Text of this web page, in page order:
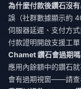
為什麼付款後鑽石沒有
誤（社群數據顯示約
伺服器延遲、支付方
付款證明開啟支援工單
Chamet 鑽石會過期嗎
應用內餘額中的鑽石
會有過期視窗——請查